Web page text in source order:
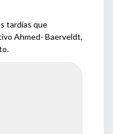
tardías que
Ahmed- Baerveldt,